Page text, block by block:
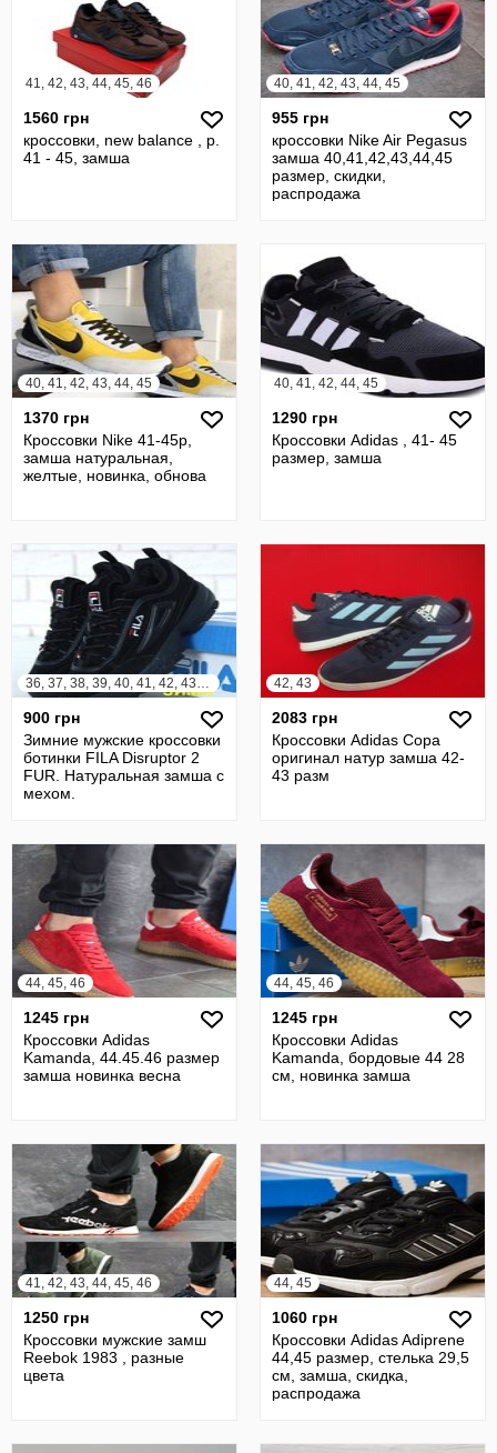
41, 42, 43, 44, 45, 46
1560 грн
кроссовки, new balance , р.
41 - 45, замша
40, 41, 42, 43, 44, 45
955 грн
кроссовки Nike Air Pegasus
замша 40,41,42,43,44,45
размер, скидки,
распродажа
40, 41, 42, 43, 44, 45
1370 грн
Кроссовки Nike 41-45р,
замша натуральная,
желтые, новинка, обнова
40, 41, 42, 44, 45
1290 грн
Кроссовки Adidas , 41- 45
размер, замша
36, 37, 38, 39, 40, 41, 42, 43, 44, 45
900 грн
Зимние мужские кроссовки
ботинки FILA Disruptor 2
FUR. Натуральная замша с
мехом.
42, 43
2083 грн
Кроссовки Adidas Copa
оригинал натур замша 42-
43 разм
44, 45, 46
1245 грн
Кроссовки Adidas
Kamanda, 44.45.46 размер
замша новинка весна
44, 45, 46
1245 грн
Кроссовки Adidas
Kamanda, бордовые 44 28
см, новинка замша
41, 42, 43, 44, 45, 46
1250 грн
Кроссовки мужские замш
Reebok 1983 , разные
цвета
44, 45
1060 грн
Кроссовки Adidas Adiprene
44,45 размер, стелька 29,5
см, замша, скидка,
распродажа